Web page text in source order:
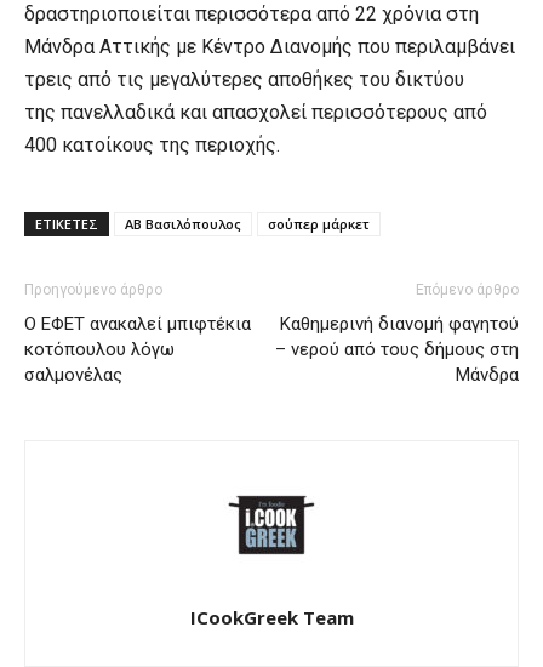
δραστηριοποιείται περισσότερα από 22 χρόνια στη
Μάνδρα Αττικής με Κέντρο Διανομής που περιλαμβάνει
τρεις από τις μεγαλύτερες αποθήκες του δικτύου
της πανελλαδικά και απασχολεί περισσότερους από
400 κατοίκους της περιοχής.
ΕΤΙΚΕΤΕΣ ΑΒ Βασιλόπουλος σούπερ μάρκετ
Προηγούμενο άρθρο
O ΕΦΕΤ ανακαλεί μπιφτέκια
κοτόπουλου λόγω
σαλμονέλας
Επόμενο άρθρο
Καθημερινή διανομή φαγητού
– νερού από τους δήμους στη
Μάνδρα
ICookGreek Team